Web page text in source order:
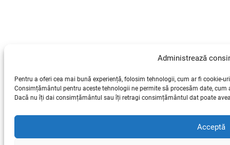
Administrează
Pentru a oferi cea mai bună experiență, folosim tehnologii, cum ar fi cookie-
Consimțământul pentru aceste tehnologii ne permite să procesăm date,
Dacă nu îți dai consimțământul sau îți retragi consimțământul dat poate
Acceptă